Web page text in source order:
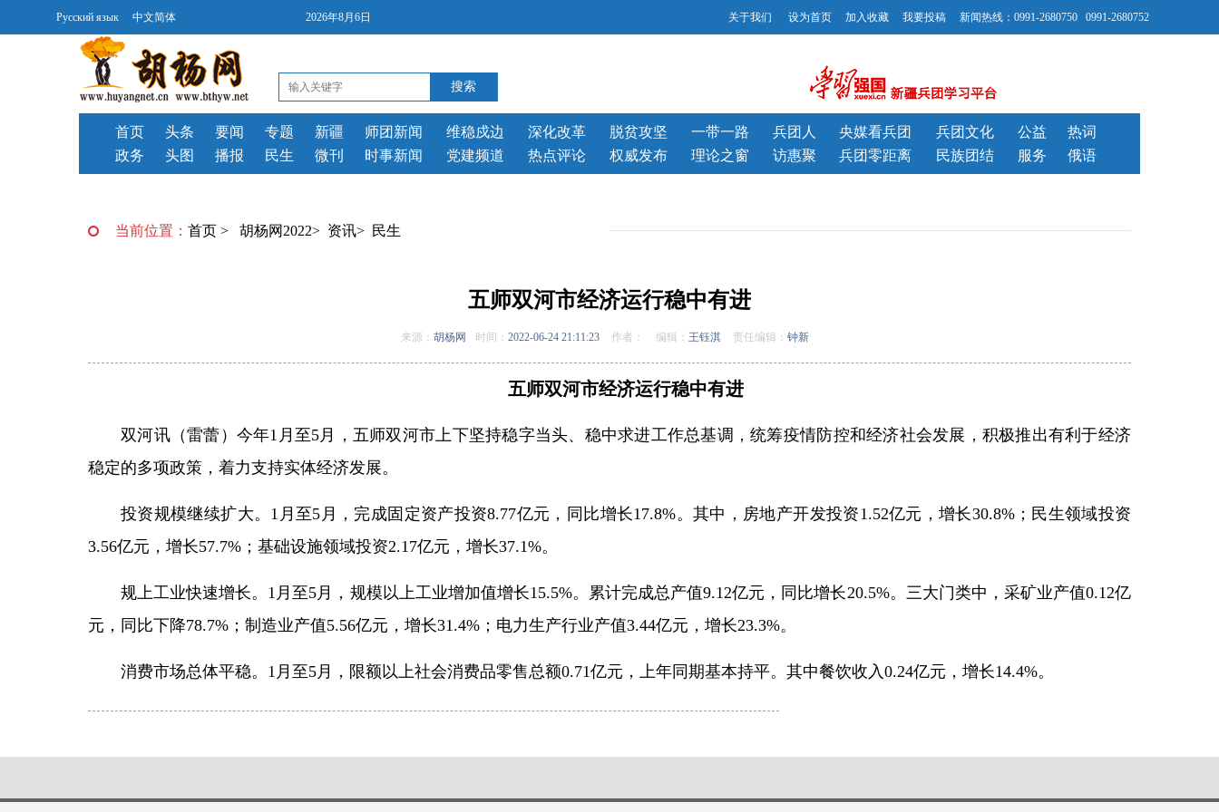
Русский язык 中文简体 2026年8月6日 关于我们 设为首页 加入收藏 我要投稿 新闻热线：0991-2680750 0991-2680752
首页 头条
要闻
政务
头图 播报
专题 新疆
师团新闻
民生
微刊 时事新闻
维稳戍边 深化改革
脱贫攻坚
党建频道
热点评论 权威发布
一带一路 兵团人
央媒看兵团
理论之窗
访惠聚 兵团零距离
兵团文化 公益
热词
民族团结
服务 俄语
当前位置： 首页 > 胡杨网2022> 资讯> 民生
五师双河市经济运行稳中有进
来源： 胡杨网 时间： 2022-06-24 21:11:23 作者： 编辑： 王钰淇 责任编辑： 钟新
五师双河市经济运行稳中有进
双河讯（雷蕾）今年1月至5月，五师双河市上下坚持稳字当头、稳中求进工作总基调，统筹疫情防控和经济社会发展，积极推出有利于经济
稳定的多项政策，着力支持实体经济发展。
投资规模继续扩大。1月至5月，完成固定资产投资8.77亿元，同比增长17.8%。其中，房地产开发投资1.52亿元，增长30.8%；民生领域投资
3.56亿元，增长57.7%；基础设施领域投资2.17亿元，增长37.1%。
规上工业快速增长。1月至5月，规模以上工业增加值增长15.5%。累计完成总产值9.12亿元，同比增长20.5%。三大门类中，采矿业产值0.12亿
元，同比下降78.7%；制造业产值5.56亿元，增长31.4%；电力生产行业产值3.44亿元，增长23.3%。
消费市场总体平稳。1月至5月，限额以上社会消费品零售总额0.71亿元，上年同期基本持平。其中餐饮收入0.24亿元，增长14.4%。